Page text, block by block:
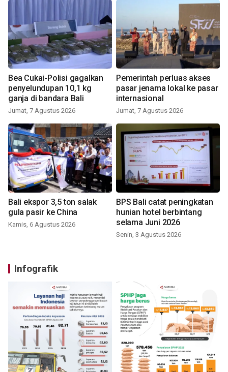
Bea Cukai-Polisi gagalkan
penyelundupan 10,1 kg
ganja di bandara Bali
Jumat, 7 Agustus 2026
Pemerintah perluas akses
pasar jenama lokal ke pasar
internasional
Jumat, 7 Agustus 2026
Bali ekspor 3,5 ton salak
gula pasir ke China
Kamis, 6 Agustus 2026
BPS Bali catat peningkatan
hunian hotel berbintang
selama Juni 2026
Senin, 3 Agustus 2026
Infografik